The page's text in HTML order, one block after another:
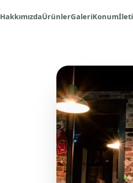
HakkımızdaÜrünlerGaleriKonum